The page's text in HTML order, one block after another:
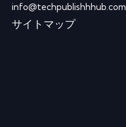
info@techpublishhhub.com
サイトマップ